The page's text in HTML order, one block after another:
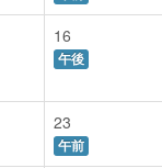
16
午後
23
午前